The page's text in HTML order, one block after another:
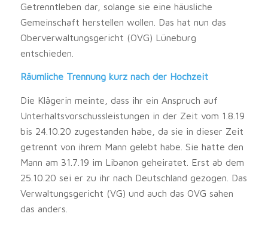
Getrenntleben dar, solange sie eine häusliche
Gemeinschaft herstellen wollen. Das hat nun das
Oberverwaltungsgericht (OVG) Lüneburg
entschieden.
Räumliche Trennung kurz nach der Hochzeit
Die Klägerin meinte, dass ihr ein Anspruch auf
Unterhaltsvorschussleistungen in der Zeit vom 1.8.19
bis 24.10.20 zugestanden habe, da sie in dieser Zeit
getrennt von ihrem Mann gelebt habe. Sie hatte den
Mann am 31.7.19 im Libanon geheiratet. Erst ab dem
25.10.20 sei er zu ihr nach Deutschland gezogen. Das
Verwaltungsgericht (VG) und auch das OVG sahen
das anders.